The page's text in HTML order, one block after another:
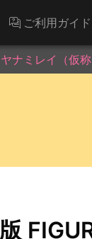
ご利用ガイド
ナミレイ（仮